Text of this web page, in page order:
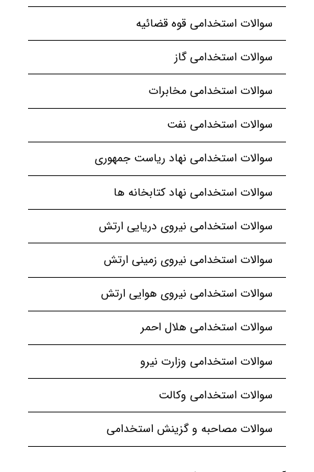
سوالات استخدامی قوه قضائیه
سوالات استخدامی گاز
سوالات استخدامی مخابرات
سوالات استخدامی نفت
سوالات استخدامی نهاد ریاست جمهوری
سوالات استخدامی نهاد کتابخانه ها
سوالات استخدامی نیروی دریایی ارتش
سوالات استخدامی نیروی زمینی ارتش
سوالات استخدامی نیروی هوایی ارتش
سوالات استخدامی هلال احمر
سوالات استخدامی وزارت نیرو
سوالات استخدامی وکالت
سوالات مصاحبه و گزینش استخدامی